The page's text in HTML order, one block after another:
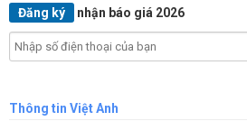
Đăng ký nhận báo giá 2026
Thông tin Việt Anh